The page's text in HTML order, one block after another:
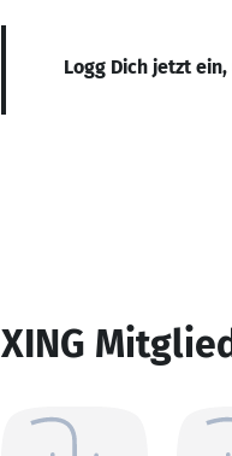
Logg Dich jetzt
XING